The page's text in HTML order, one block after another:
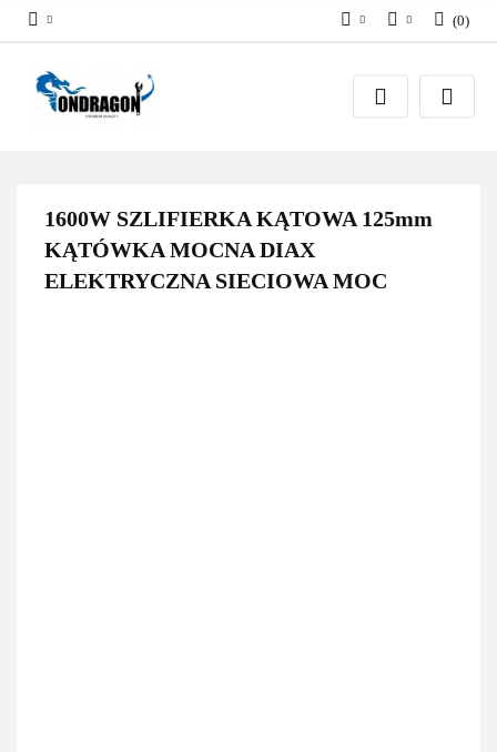
PLNZaloguj się
Załóż konto
(0)
1600W SZLIFIERKA KĄTOWA 125mm
KĄTÓWKA MOCNA DIAX
ELEKTRYCZNA SIECIOWA MOC